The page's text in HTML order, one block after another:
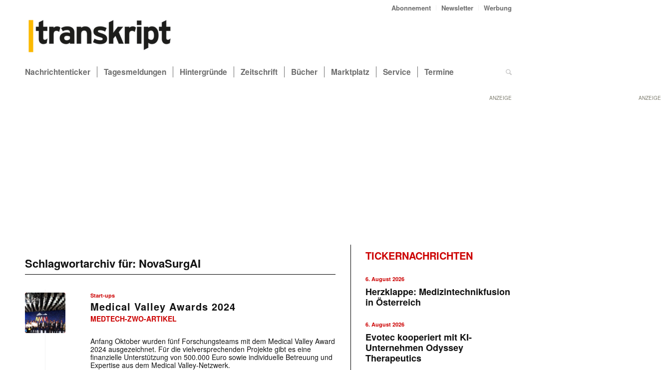
ANZEIGE
Abonnement Newsletter Werbung
Nachrichtenticker Tagesmeldungen Hintergründe Zeitschrift Bücher Marktplatz Service Termine
ANZEIGE
Schlagwortarchiv für: NovaSurgAI
Start-ups
Medical Valley Awards 2024
MEDTECH-ZWO-ARTIKEL
Anfang Oktober wurden fünf Forschungsteams mit dem Medical Valley Award
2024 ausgezeichnet. Für die vielversprechenden Projekte gibt es eine
finanzielle Unterstützung von 500.000 Euro sowie individuelle Betreuung und
Expertise aus dem Medical Valley-Netzwerk.
TICKERNACHRICHTEN
6. August 2026
Herzklappe: Medizintechnikfusion
in Österreich
6. August 2026
Evotec kooperiert mit KI-
Unternehmen Odyssey
Therapeutics